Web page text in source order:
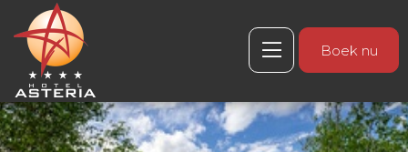
Boek nu